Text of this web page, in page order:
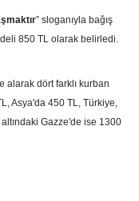
” sloganıyla bağış
850 TL olarak belirledi.
alarak dört farklı kurban
Asya'da 450 TL, Türkiye,
Gazze'de ise 1300